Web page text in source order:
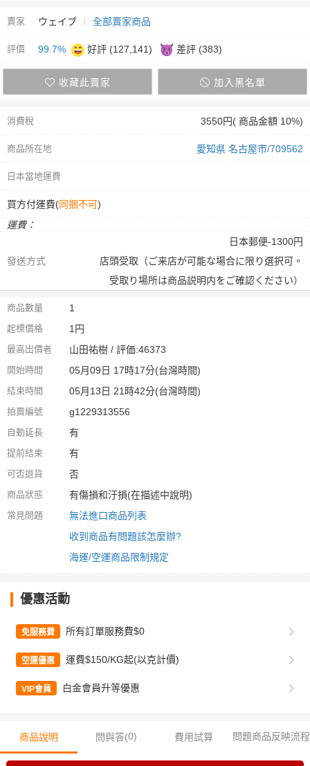
賣家 ウェイブ 全部賣家商品
評價 99.7% 好評 (127,141) 差評 (383)
收藏此賣家 加入黑名單
消費稅 3550円( 商品金額 10%)
商品所在地 愛知県 名古屋市/709562
日本當地運費
買方付運費(同捆不可)
運費：
發送方式
日本郵便-1300円
店頭受取（ご来店が可能な場合に限り選択可。
受取り場所は商品説明内をご確認ください）
商品數量 1
起標價格 1円
最高出價者 山田祐樹 / 評価:46373
開始時間 05月09日 17時17分(台灣時間)
結束時間 05月13日 21時42分(台灣時間)
拍賣編號 g1229313556
自動延長 有
提前結束 有
可否退貨 否
商品狀態 有傷損和汙損(在描述中說明)
常見問題
無法進口商品列表
收到商品有問題該怎麼辦?
海運/空運商品限制規定
優惠活動
免服務費 所有訂單服務費$0
空運優惠 運費$150/KG起(以克計價)
VIP會員 白金會員升等優惠
商品說明 問與答(0) 費用試算 問題商品反映流程